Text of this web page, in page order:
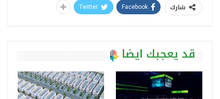
شارك Facebook
Twitter
قد يعجبك ايضا